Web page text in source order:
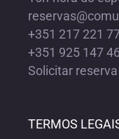
+351 217 221
+351 925 147
Solicitar reserva
TERMOS